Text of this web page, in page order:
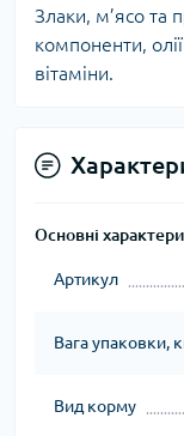
Злаки, м’ясо та
компоненти,
вітаміни.
Основні
Артикул
Вага упаковки,
Вид корму